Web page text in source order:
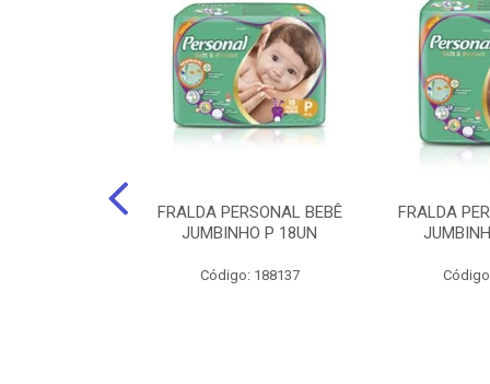
FRALDA PERSONAL BEBÊ
JUMBINHO P 18UN
Código: 188137
FRALDA